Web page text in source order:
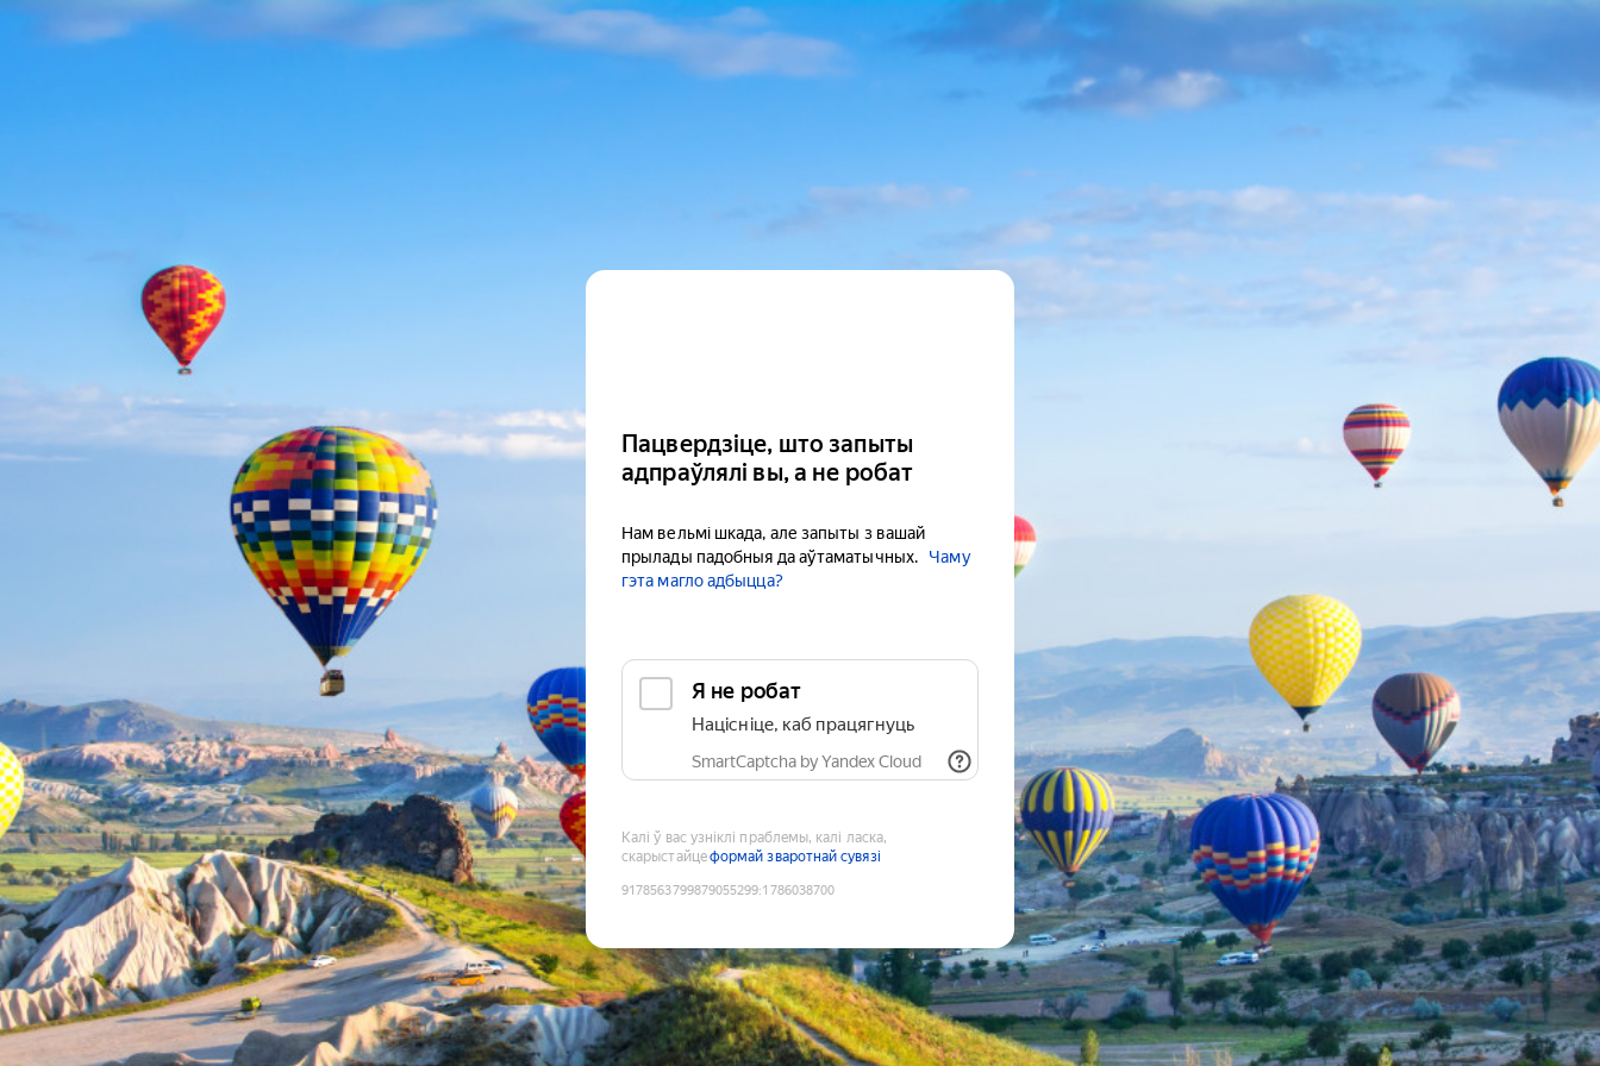
Пацвердзіце, што запыты
адпраўлялі вы, а не робат
Нам вельмі шкада, але запыты з вашай
прылады падобныя да аўтаматычных.
Чаму
гэта магло адбыцца?
Я не робат
Націсніце, каб працягнуць
SmartCaptcha by Yandex Cloud
Калі ў вас узніклі праблемы, калі ласка,
скарыстайцеформай зваротнай сувязі
9178563799879055299:1786038700